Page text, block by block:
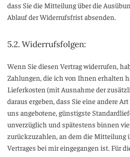
dass Sie die Mitteilung über die
Ablauf der Widerrufsfrist absenden.
5.2. Widerrufsfolgen:
Wenn Sie diesen Vertrag widerrufen,
Zahlungen, die ich von Ihnen erhalten
Lieferkosten (mit Ausnahme der
daraus ergeben, dass Sie eine andere
uns angebotene, günstigste
unverzüglich und spätestens binnen
zurückzuzahlen, an dem die Mitteilung
Vertrages bei mir eingegangen ist. Für